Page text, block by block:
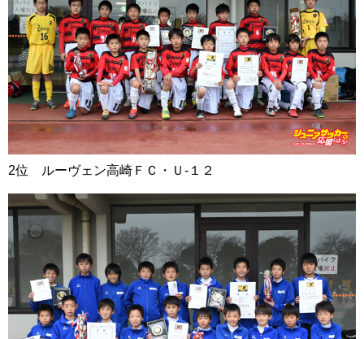
2位 ルーヴェン高崎ＦＣ・Ｕ‐１２